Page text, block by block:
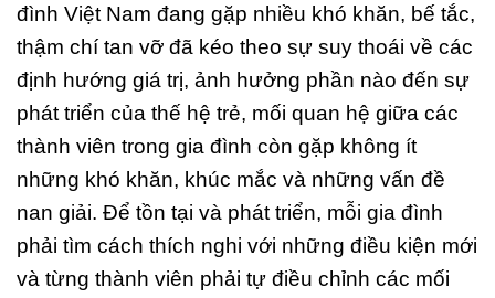
đình Việt Nam đang gặp nhiều khó khăn, bế tắc,
thậm chí tan vỡ đã kéo theo sự suy thoái về các
định hướng giá trị, ảnh hưởng phần nào đến sự
phát triển của thế hệ trẻ, mối quan hệ giữa các
thành viên trong gia đình còn gặp không ít
những khó khăn, khúc mắc và những vấn đề
nan giải. Để tồn tại và phát triển, mỗi gia đình
phải tìm cách thích nghi với những điều kiện mới
và từng thành viên phải tự điều chỉnh các mối